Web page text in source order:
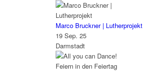
Marco Bruckner | Lutherprojekt
19 Sep. 25
Darmstadt